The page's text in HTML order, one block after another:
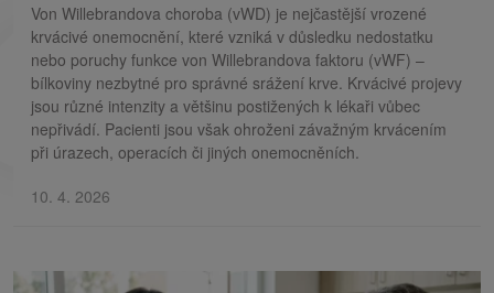
Von Willebrandova choroba (vWD) je nejčastější vrozené
krvácivé onemocnění, které vzniká v důsledku nedostatku
nebo poruchy funkce von Willebrandova faktoru (vWF) –
bílkoviny nezbytné pro správné srážení krve. Krvácivé projevy
jsou různé intenzity a většinu postižených k lékaři vůbec
nepřivádí. Pacienti jsou však ohroženi závažným krvácením
při úrazech, operacích či jiných onemocněních.
10. 4. 2026